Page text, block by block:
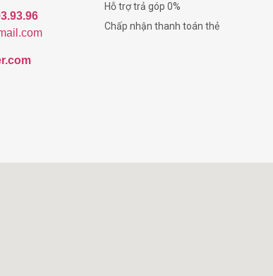
Hỗ trợ trả góp 0%
Chấp nhận thanh toán thẻ